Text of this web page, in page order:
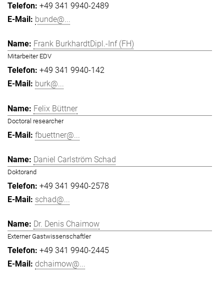
+49 341 9940-2489
bunde@...
Frank BurkhardtDipl.-Inf (FH)
Mitarbeiter EDV
+49 341 9940-142
burk@...
Felix Büttner
Doctoral researcher
fbuettner@...
Daniel Carlström Schad
Doktorand
+49 341 9940-2578
schad@...
Dr. Denis Chaimow
Externer Gastwissenschaftler
+49 341 9940-2445
dchaimow@...